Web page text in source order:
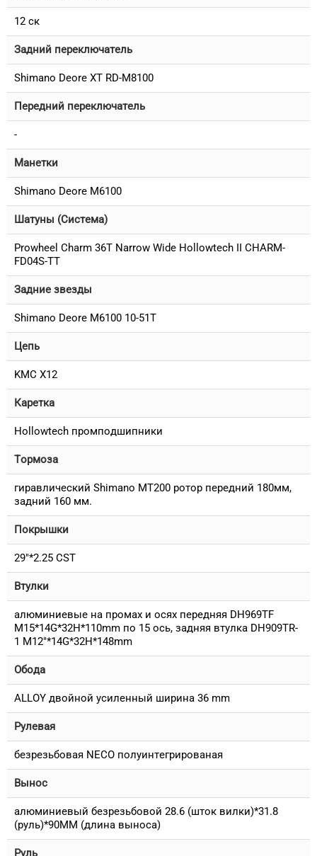
12 ск
Задний переключатель
Shimano Deore XT RD-M8100
Передний переключатель
-
Манетки
Shimano Deore M6100
Шатуны (Система)
Prowheel Charm 36T Narrow Wide Hollowtech II CHARM-
FD04S-TT
Задние звезды
Shimano Deore M6100 10-51T
Цепь
KMC X12
Каретка
Hollowtech промподшипники
Тормоза
гиравлический Shimano MT200 ротор передний 180мм,
задний 160 мм.
Покрышки
29"*2.25 CST
Втулки
алюминиевые на промах и осях передняя DH969TF
M15*14G*32H*110mm по 15 ось, задняя втулка DH909TR-
1 M12"*14G*32H*148mm
Обода
ALLOY двойной усиленный ширина 36 mm
Рулевая
безрезьбовая NECO полуинтегрированая
Вынос
алюминиевый безрезьбовой 28.6 (шток вилки)*31.8
(руль)*90MM (длина выноса)
Руль